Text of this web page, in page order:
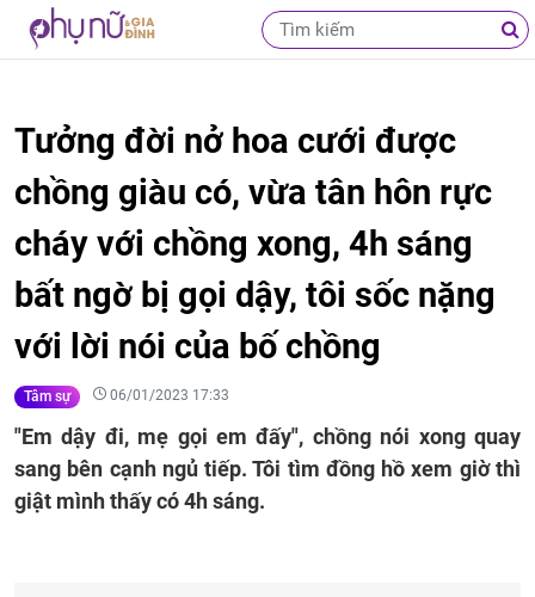
Tưởng đời nở hoa cưới được
chồng giàu có, vừa tân hôn rực
cháy với chồng xong, 4h sáng
bất ngờ bị gọi dậy, tôi sốc nặng
với lời nói của bố chồng
Tâm sự 06/01/2023 17:33
"Em dậy đi, mẹ gọi em đấy", chồng nói xong quay
sang bên cạnh ngủ tiếp. Tôi tìm đồng hồ xem giờ thì
giật mình thấy có 4h sáng.